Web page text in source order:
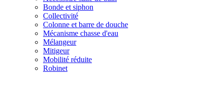
Bonde et siphon
Collectivité
Colonne et barre de douche
Mécanisme chasse d'eau
Mélangeur
Mitigeur
Mobilité réduite
Robinet